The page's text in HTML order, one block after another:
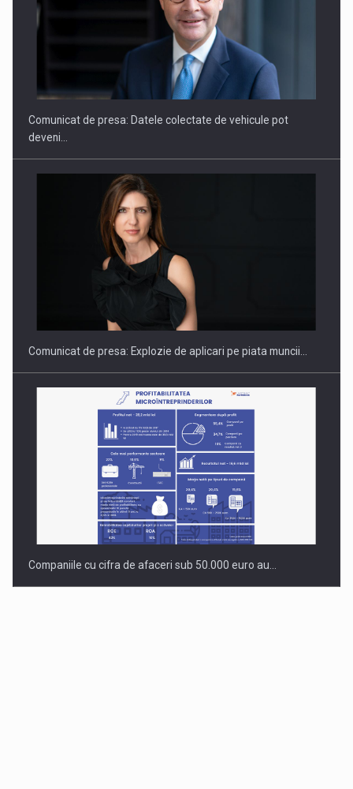
ROOTED IN ROMANIA, BUILT TO DELIVER TECHNOLOGY FOR
PUTTING ROMANIAN CORPORATE COMPANIES ON THE
INTERNATIONAL BUSINESS SCENE
Comunicat de presa: Datele colectate de vehicule pot
deveni…
Comunicat de presa: Explozie de aplicari pe piata muncii…
Companiile cu cifra de afaceri sub 50.000 euro au…